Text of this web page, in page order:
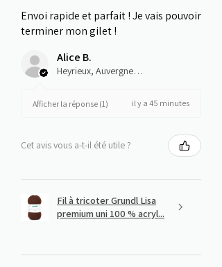
Envoi rapide et parfait ! Je vais pouvoir
terminer mon gilet !
Alice B.
Heyrieux, Auvergne-Rhône-Alpes
Afficher la réponse (1) il y a 45 minutes
Cet avis vous a-t-il été utile ?
Fil à tricoter Grundl Lisa
premium uni 100 % acryl...